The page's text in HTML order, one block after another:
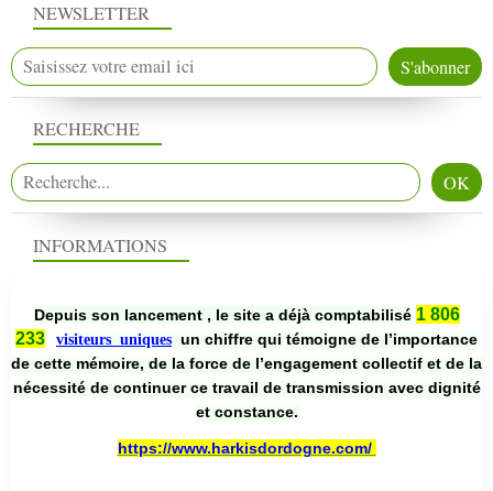
NEWSLETTER
RECHERCHE
INFORMATIONS
Depuis son lancement , le site a déjà comptabilisé 1 806
233
visiteurs uniques un chiffre qui témoigne de l’importance
de cette mémoire, de la force de l’engagement collectif et de la
nécessité de continuer ce travail de transmission avec dignité
et constance.
https://www.harkisdordogne.com/